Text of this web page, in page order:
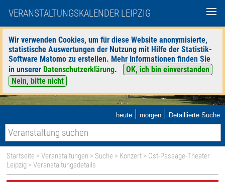
VERANSTALTUNGSKALENDER LEIPZIG
Wir verwenden Cookies, um für diese Website anonymisierte,
statistische Auswertungen der Nutzung mit Hilfe der Statistik-
Software Matomo zu erstellen. Mehr Informationen finden Sie
in unserer Datenschutzerklärung.
OK, ich bin einverstanden
Nein, bitte nicht
heute | morgen | Detaillierte Suche
Startseite >Veranstaltungen > Suche > Konzert > Ost-Passage-Theater
Leipzig > Veranstaltungsdetails